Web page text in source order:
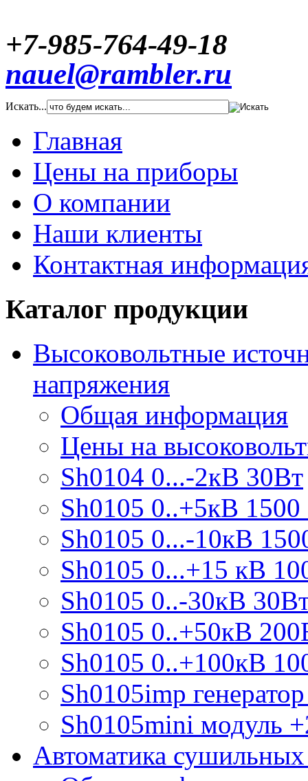
+7-985-764-49-18
nauel@rambler.ru
Искать...
Главная
Цены на приборы
О компании
Наши клиенты
Контактная
Каталог продукции
Высоковольтные
напряжения
Общая информация
Цены на
Sh0104 0...-2кВ 30Вт
Sh0105 0..+5кВ
Sh0105 0...-10кВ
Sh0105 0...+15 кВ
Sh0105 0..-30кВ
Sh0105 0..+50кВ
Sh0105 0..+100кВ
Sh0105imp
Sh0105mini модуль
Автоматика